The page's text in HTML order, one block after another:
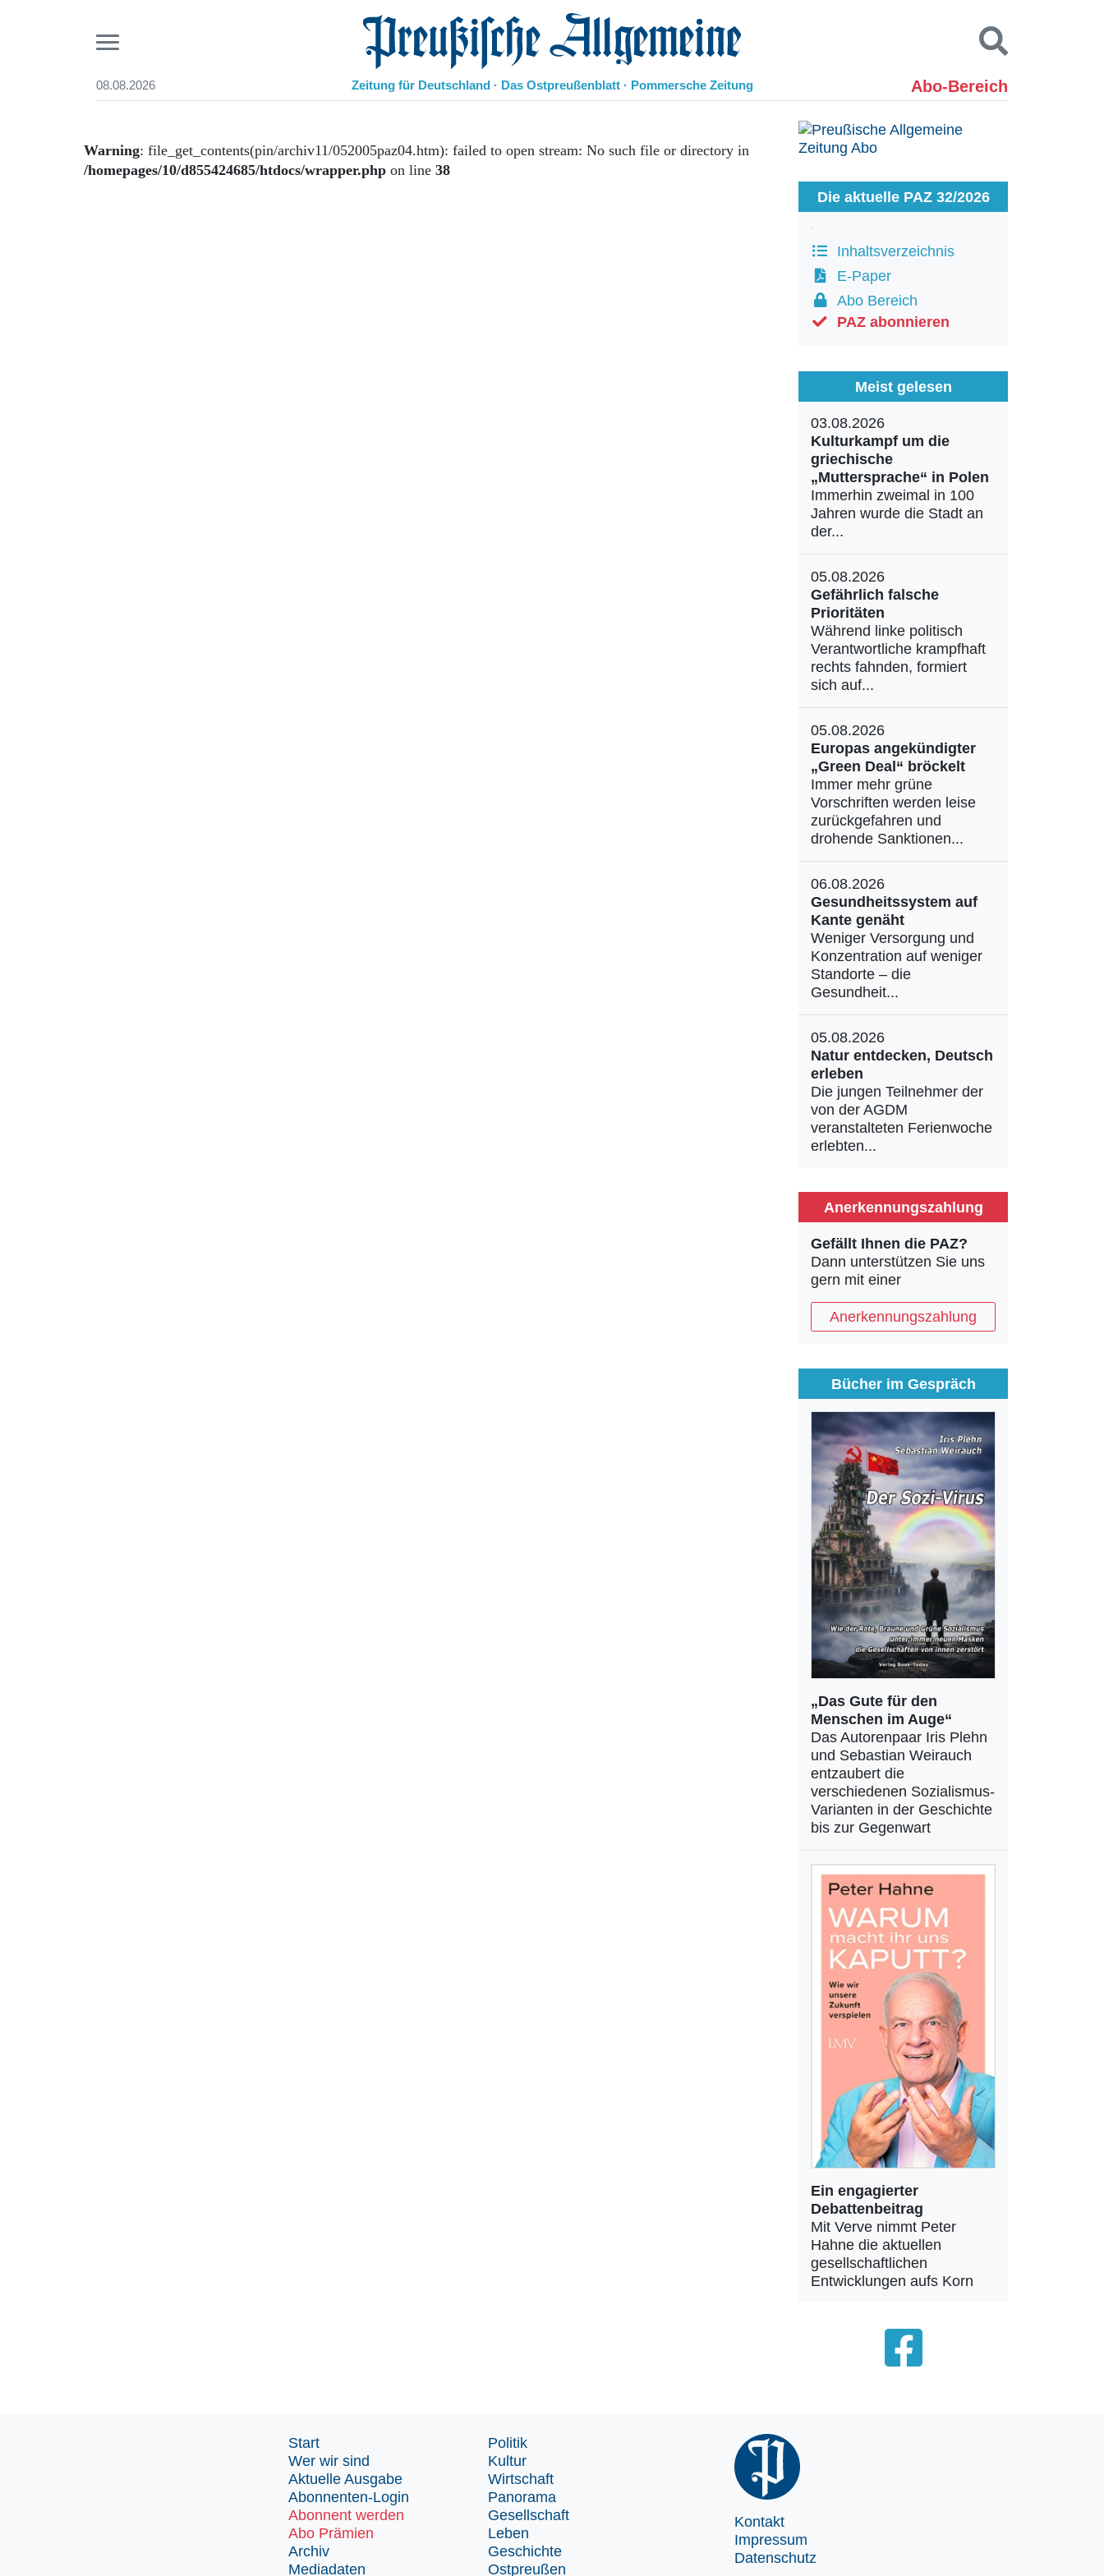
08.08.2026 Preußische Allgemeine Zeitung
Zeitung für Deutschland · Das Ostpreußenblatt · Pommersche Zeitung Abo-Bereich
Wer wir sind
Aktuelle Ausgabe
Kultur
Kontakt
Warning: file_get_contents(pin/archiv11/052005paz04.htm): failed to open stream: No such file or directory in
/homepages/10/d855424685/htdocs/wrapper.php on line 38
Die aktuelle PAZ 32/2026
Inhaltsverzeichnis
E-Paper
Abo Bereich
PAZ abonnieren
Meist gelesen
03.08.2026
Kulturkampf um die
griechische
„Muttersprache“ in Polen
Immerhin zweimal in 100
Jahren wurde die Stadt an
der...
05.08.2026
Gefährlich falsche
Prioritäten
Während linke politisch
Verantwortliche krampfhaft
rechts fahnden, formiert
sich auf...
05.08.2026
Europas angekündigter
„Green Deal“ bröckelt
Immer mehr grüne
Vorschriften werden leise
zurückgefahren und
drohende Sanktionen...
06.08.2026
Gesundheitssystem auf
Kante genäht
Weniger Versorgung und
Konzentration auf weniger
Standorte – die
Gesundheit...
05.08.2026
Natur entdecken, Deutsch
erleben
Die jungen Teilnehmer der
von der AGDM
veranstalteten Ferienwoche
erlebten...
Anerkennungszahlung
Gefällt Ihnen die PAZ?
Dann unterstützen Sie uns
gern mit einer
Anerkennungszahlung
Bücher im Gespräch
„Das Gute für den
Menschen im Auge“
Das Autorenpaar Iris Plehn
und Sebastian Weirauch
entzaubert die
verschiedenen Sozialismus-
Varianten in der Geschichte
bis zur Gegenwart
Ein engagierter
Debattenbeitrag
Mit Verve nimmt Peter
Hahne die aktuellen
gesellschaftlichen
Entwicklungen aufs Korn
Start
Wer wir sind
Aktuelle Ausgabe
Abonnenten-Login
Abonnent werden
Abo Prämien
Archiv
Mediadaten
Politik
Kultur
Wirtschaft
Panorama
Gesellschaft
Leben
Geschichte
Ostpreußen
Kontakt
Impressum
Datenschutz